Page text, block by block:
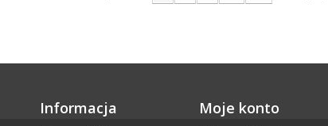
Informacja Moje konto